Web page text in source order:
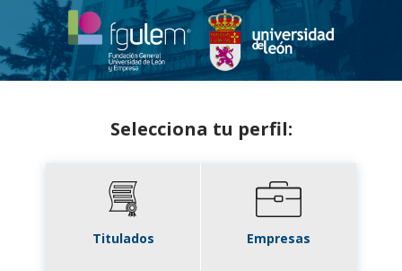
Selecciona tu perfil:
Titulados Empresas